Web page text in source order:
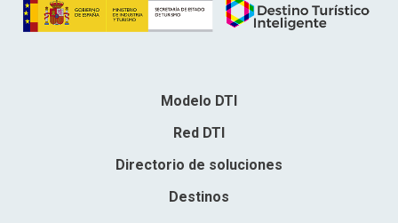
Modelo DTI
Red DTI
Directorio de soluciones
Destinos